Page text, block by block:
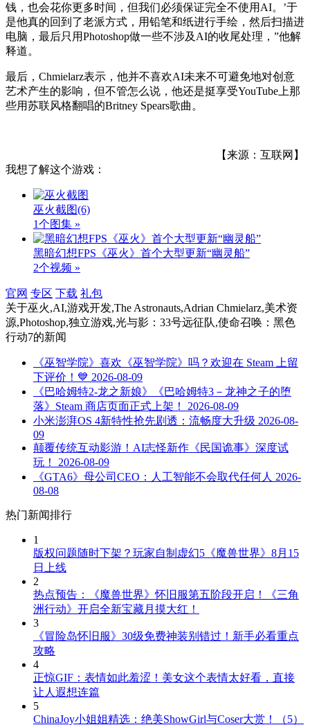
钱，也会花你更多时间，但我们必须保证完全不使用AI。’于
是他真的回到了老派方式，用铅笔和纸进行手绘，然后扫描进
电脑，最后只用Photoshop做一些不涉及AI的收尾处理，”他解
释道。
最后，Chmielarz表示，他并不喜欢AI未来不可避免地对创意
艺术产生的影响，但不管怎么说，他还是挺享受YouTube上那
些用苏联风格翻唱的Britney Spears歌曲。
【来源：互联网】
我想了解这个游戏：
巫火截图(6)
1个图集 »
黑暗幻想FPS《巫火》首个大型更新“幽灵船”
2个视频 »
官网 专区 下载 礼包
关于巫火,AI,游戏开发,The Astronauts,Adrian Chmielarz,美术资
源,Photoshop,独立游戏,光与影：33号远征队,使命召唤：黑色
行动7的新闻
《巫智学院》喜欢《巫智学院》吗？欢迎在 Steam 上留
下评价！💙 2026-08-09
《巴哈姆特2-龙之新娘》《巴哈姆特3－龙神之子的堕
落》Steam 商店页面正式上架！
2026-08-09
小米澎湃OS 4新特性抢先剧透：流畅度大升级 2026-08-
09
颠覆传统互动影游！AI志怪新作《民国诡事》深度试
玩！
2026-08-09
《GTA6》母公司CEO：人工智能不会取代任何人 2026-
08-08
热门新闻排行
1
版权问题随时下架？玩家自制虚幻5《魔兽世界》8月15
日上线
2
热点预告：《魔兽世界》怀旧服第五阶段开启！《三角
洲行动》开启全新宝藏月摸大红！
3
《冒险岛怀旧服》30级免费神装别错过！新手必看重点
攻略
4
正惊GIF：表情如此羞涩！美女这个表情太好看，直接
让人遐想连篇
5
ChinaJoy小姐姐精选：绝美ShowGirl与Coser大赏！（5）